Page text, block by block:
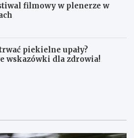
filmowy w plenerze w
piekielne upały?
wskazówki dla zdrowia!